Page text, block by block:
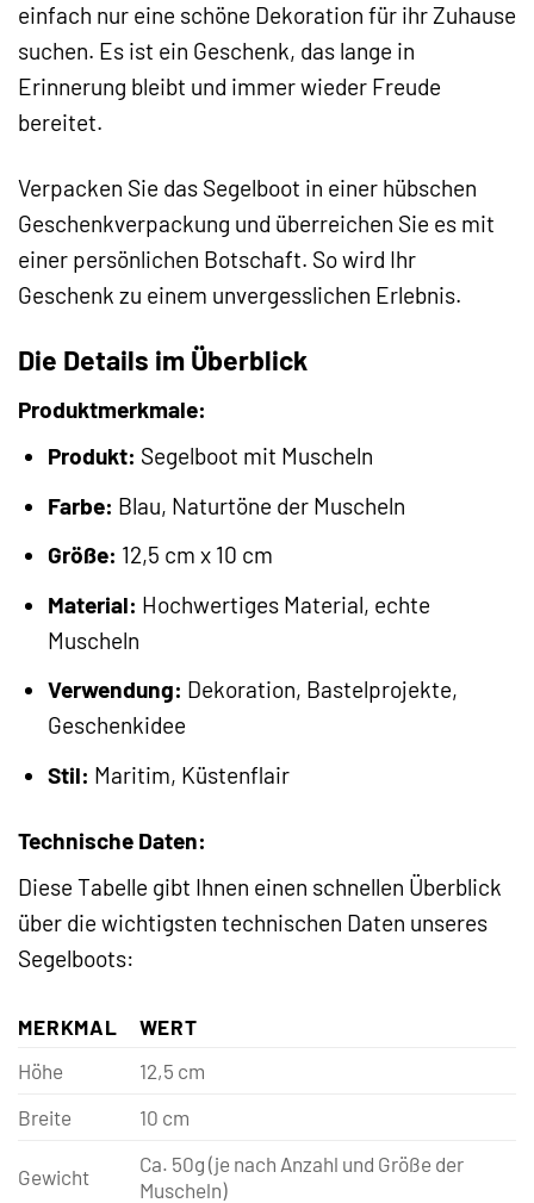
einfach nur eine schöne Dekoration für ihr Zuhause
suchen. Es ist ein Geschenk, das lange in
Erinnerung bleibt und immer wieder Freude
bereitet.
Verpacken Sie das Segelboot in einer hübschen
Geschenkverpackung und überreichen Sie es mit
einer persönlichen Botschaft. So wird Ihr
Geschenk zu einem unvergesslichen Erlebnis.
Die Details im Überblick
Produktmerkmale:
Produkt: Segelboot mit Muscheln
Farbe: Blau, Naturtöne der Muscheln
Größe: 12,5 cm x 10 cm
Material: Hochwertiges Material, echte
Muscheln
Verwendung: Dekoration, Bastelprojekte,
Geschenkidee
Stil: Maritim, Küstenflair
Technische Daten:
Diese Tabelle gibt Ihnen einen schnellen Überblick
über die wichtigsten technischen Daten unseres
Segelboots:
MERKMAL
WERT
Höhe
12,5 cm
Breite
10 cm
Gewicht
Ca. 50g (je nach Anzahl und Größe der
Muscheln)